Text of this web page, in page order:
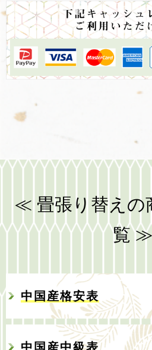
≪ 畳張り替えの
覧 ≫
中国産格安表
中国産中級表